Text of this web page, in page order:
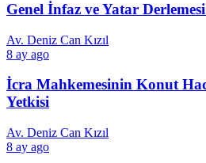
Genel İnfaz ve Yatar
Av. Deniz Can Kızıl
8 ay ago
İcra Mahkemesinin Konut
Yetkisi
Av. Deniz Can Kızıl
8 ay ago